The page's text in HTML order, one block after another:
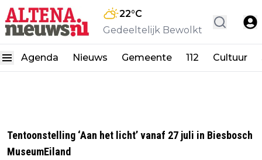
22°C
Gedeeltelijk Bewolkt
Agenda Nieuws Gemeente 112 Cultuur
Tentoonstelling ‘Aan het licht’ vanaf 27 juli in Biesbosch
MuseumEiland